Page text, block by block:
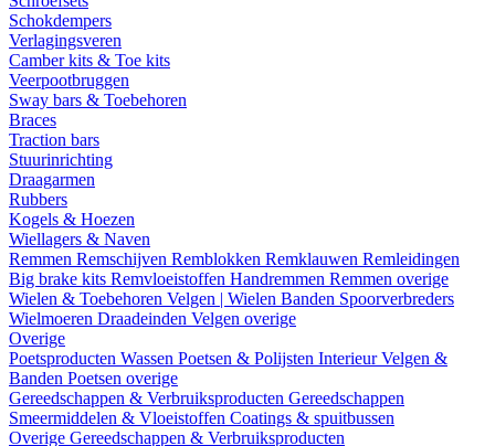
Schokdempers
Verlagingsveren
Camber kits & Toe kits
Veerpootbruggen
Sway bars & Toebehoren
Braces
Traction bars
Stuurinrichting
Draagarmen
Rubbers
Kogels & Hoezen
Wiellagers & Naven
Remmen Remschijven Remblokken Remklauwen Remleidingen
Big brake kits Remvloeistoffen Handremmen Remmen overige
Wielen & Toebehoren Velgen | Wielen Banden Spoorverbreders
Wielmoeren Draadeinden Velgen overige
Overige
Poetsproducten Wassen Poetsen & Polijsten InterieurVelgen &
Banden Poetsen overige
Gereedschappen & Verbruiksproducten Gereedschappen
Smeermiddelen & Vloeistoffen Coatings & spuitbussen
Overige Gereedschappen & Verbruiksproducten